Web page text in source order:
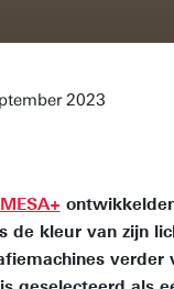
2023
MESA+
de kleur van zijn